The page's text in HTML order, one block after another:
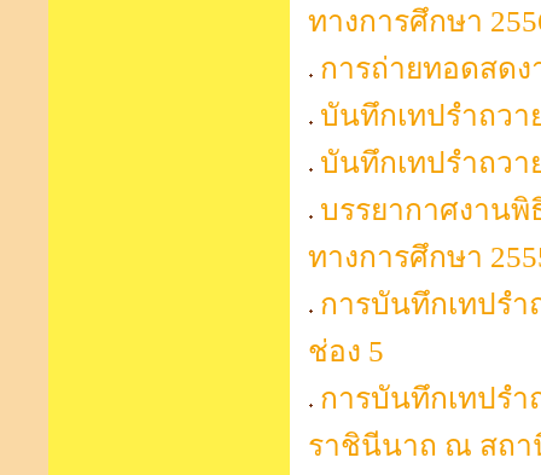
ทางการศึกษา
การถ่ายทอดสดง
บันทึกเทปรำถวา
บันทึกเทปรำถวา
บรรยากาศงาน
ทางการศึกษา
การบันทึกเทปร
ช่อง 5
การบันทึกเทปรำ
ราชินีนาถ ณ สถ